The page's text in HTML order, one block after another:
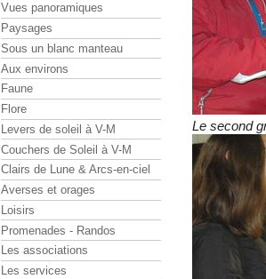
Le second
Vues panoramiques
Paysages
Sous un blanc manteau
Aux environs
Faune
Flore
Levers de soleil à V-M
Couchers de Soleil à V-M
Clairs de Lune & Arcs-en-ciel
Averses et orages
Loisirs
Promenades - Randos
Les associations
Les services